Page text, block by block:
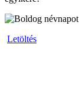
Letöltés